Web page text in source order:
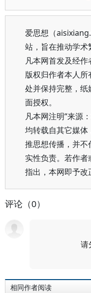
爱思想（
站，旨在推动学术
凡本网首发及经作
版权归作者本人
处并保持完整，
面授权。
凡本网注明“来源
均转载自其它媒
推思想传播，并
实性负责。若作
指出，本网即予改
评论（0）
相同作者阅读